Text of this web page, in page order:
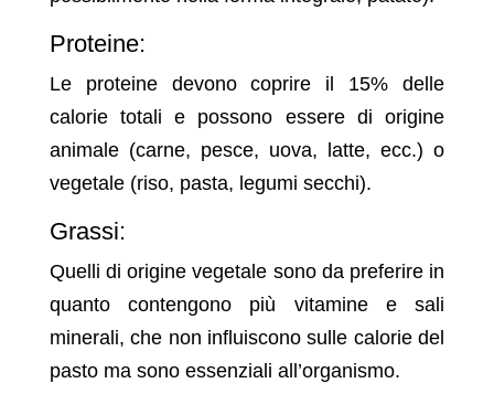
Proteine:
Le proteine devono coprire il 15% delle
calorie totali e possono essere di origine
animale (carne, pesce, uova, latte, ecc.) o
vegetale (riso, pasta, legumi secchi).
Grassi:
Quelli di origine vegetale sono da preferire in
quanto contengono più vitamine e sali
minerali, che non influiscono sulle calorie del
pasto ma sono essenziali all’organismo.